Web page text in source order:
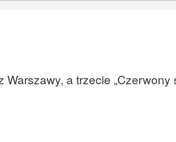
Warszawy, a trzecie „Czerwony